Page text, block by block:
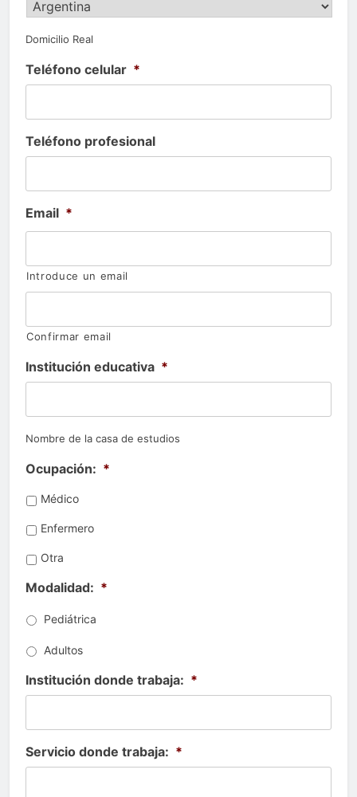
Domicilio Real
Teléfono celular *
Teléfono profesional
Email *
Introduce un email
Confirmar email
Institución educativa *
Nombre de la casa de estudios
Ocupación: *
Médico
Enfermero
Otra
Modalidad: *
Pediátrica
Adultos
Institución donde trabaja: *
Servicio donde trabaja: *